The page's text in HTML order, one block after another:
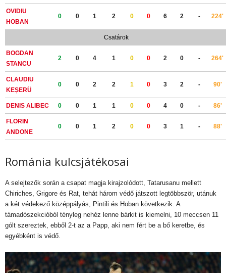
OVIDIU
HOBAN
0 0 1 2 0 0 6 2 - 224'
Csatárok
BOGDAN
STANCU
2 0 4 1 0 0 2 0 - 264'
CLAUDIU
KEȘERÜ
0 0 2 2 1 0 3 2 - 90'
DENIS ALIBEC 0 0 1 1 0 0 4 0 - 86'
FLORIN
ANDONE
0 0 1 2 0 0 3 1 - 88'
Románia kulcsjátékosai
A selejtezők során a csapat magja kirajzolódott, Tatarusanu mellett
Chiriches, Grigore és Rat, tehát három védő játszott legtöbbször, utánuk
a két védekező középpályás, Pintili és Hoban következik. A
támadószekcióból tényleg nehéz lenne bárkit is kiemelni, 10 meccsen 11
gólt szereztek, ebből 2-t az a Papp, aki nem fért be a bő keretbe, és
egyébként is védő.